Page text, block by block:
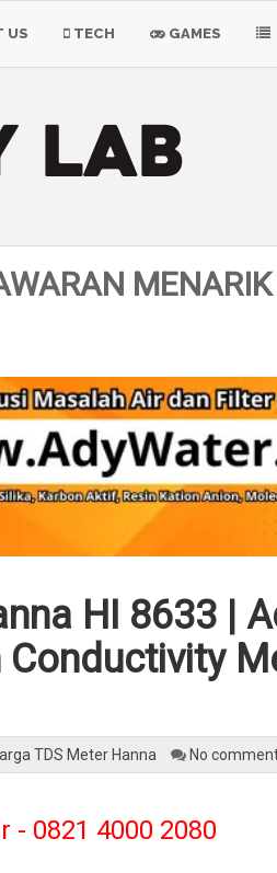
US TECH GAMES
HI 8633 |
Conductivity
TDS Meter Hanna No
- 0821 4000 2080